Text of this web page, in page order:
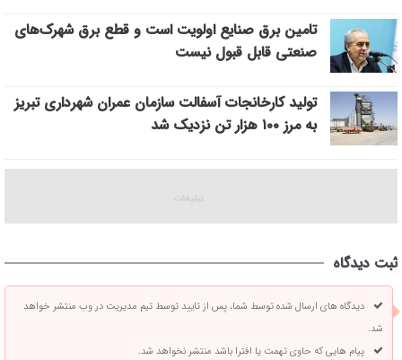
تامین برق صنایع اولویت است و قطع برق شهرک‌های
صنعتی قابل قبول نیست
تولید کارخانجات آسفالت سازمان عمران شهرداری تبریز
به مرز ۱۰۰ هزار تن نزدیک شد
ثبت دیدگاه
دیدگاه های ارسال شده توسط شما، پس از تایید توسط تیم مدیریت در وب منتشر خواهد
شد.
پیام هایی که حاوی تهمت یا افترا باشد منتشر نخواهد شد.